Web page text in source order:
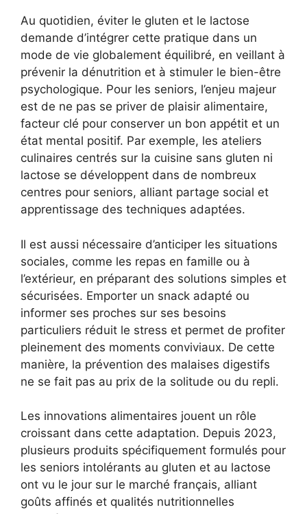
Au quotidien, éviter le gluten et le lactose
demande d’intégrer cette pratique dans un
mode de vie globalement équilibré, en veillant à
prévenir la dénutrition et à stimuler le bien-être
psychologique. Pour les seniors, l’enjeu majeur
est de ne pas se priver de plaisir alimentaire,
facteur clé pour conserver un bon appétit et un
état mental positif. Par exemple, les ateliers
culinaires centrés sur la cuisine sans gluten ni
lactose se développent dans de nombreux
centres pour seniors, alliant partage social et
apprentissage des techniques adaptées.
Il est aussi nécessaire d’anticiper les situations
sociales, comme les repas en famille ou à
l’extérieur, en préparant des solutions simples et
sécurisées. Emporter un snack adapté ou
informer ses proches sur ses besoins
particuliers réduit le stress et permet de profiter
pleinement des moments conviviaux. De cette
manière, la prévention des malaises digestifs
ne se fait pas au prix de la solitude ou du repli.
Les innovations alimentaires jouent un rôle
croissant dans cette adaptation. Depuis 2023,
plusieurs produits spécifiquement formulés pour
les seniors intolérants au gluten et au lactose
ont vu le jour sur le marché français, alliant
goûts affinés et qualités nutritionnelles